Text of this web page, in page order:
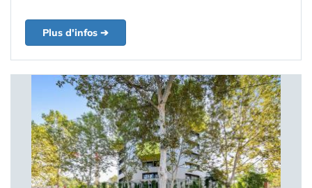
Plus d'infos ➔